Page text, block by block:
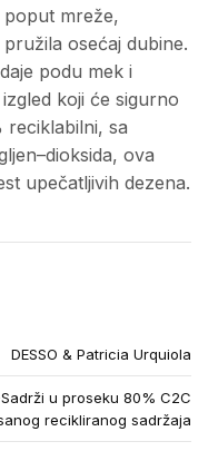
poput mreže,
osećaj dubine.
podu mek i
koji će sigurno
reciklabilni, sa
ova
upečatljivih dezena.
DESSO & Patricia Urquiola
u proseku 80% C2C
recikliranog sadržaja